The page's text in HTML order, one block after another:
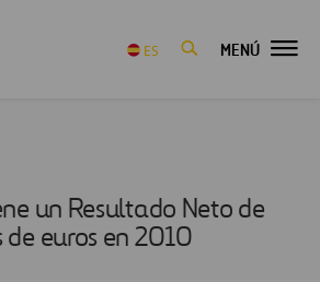
ES MENÚ
un Resultado Neto de
euros en 2010